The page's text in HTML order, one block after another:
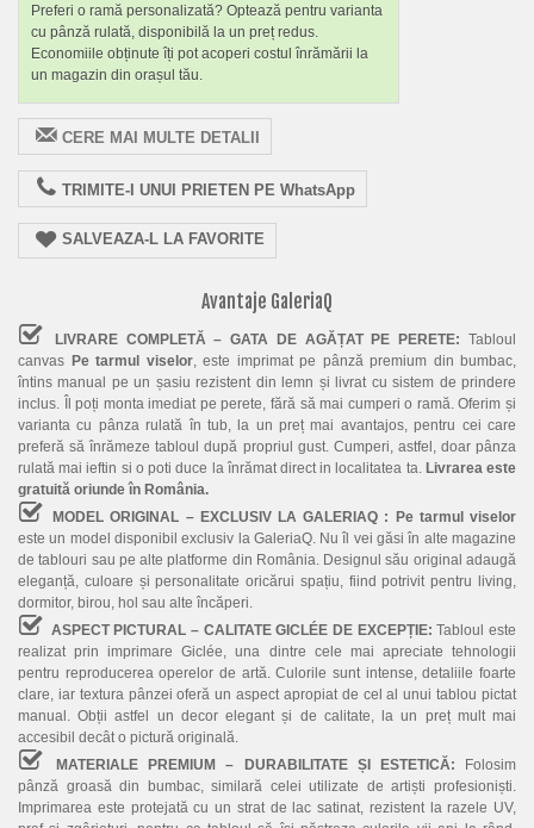
Preferi o ramă personalizată? Optează pentru varianta
cu pânză rulată, disponibilă la un preț redus.
Economiile obținute îți pot acoperi costul înrămării la
un magazin din orașul tău.
CERE MAI MULTE DETALII
TRIMITE-I UNUI PRIETEN PE WhatsApp
SALVEAZA-L LA FAVORITE
Avantaje GaleriaQ
LIVRARE COMPLETĂ – GATA DE AGĂȚAT PE PERETE:Tabloul
canvas Pe tarmul viselor, este imprimat pe pânză premium din bumbac,
întins manual pe un șasiu rezistent din lemn și livrat cu sistem de prindere
inclus. Îl poți monta imediat pe perete, fără să mai cumperi o ramă. Oferim și
varianta cu pânza rulată în tub, la un preț mai avantajos, pentru cei care
preferă să înrămeze tabloul după propriul gust. Cumperi, astfel, doar pânza
rulată mai ieftin si o poti duce la înrămat direct in localitatea ta. Livrarea este
gratuită oriunde în România.
MODEL ORIGINAL – EXCLUSIV LA GALERIAQ :
Pe tarmul viselor
este un model disponibil exclusiv la GaleriaQ. Nu îl vei găsi în alte magazine
de tablouri sau pe alte platforme din România. Designul său original adaugă
eleganță, culoare și personalitate oricărui spațiu, fiind potrivit pentru living,
dormitor, birou, hol sau alte încăperi.
ASPECT PICTURAL – CALITATE GICLÉE DE EXCEPȚIE: Tabloul este
realizat prin imprimare Giclée, una dintre cele mai apreciate tehnologii
pentru reproducerea operelor de artă. Culorile sunt intense, detaliile foarte
clare, iar textura pânzei oferă un aspect apropiat de cel al unui tablou pictat
manual. Obții astfel un decor elegant și de calitate, la un preț mult mai
accesibil decât o pictură originală.
MATERIALE PREMIUM – DURABILITATE ȘI ESTETICĂ: Folosim
pânză groasă din bumbac, similară celei utilizate de artiști profesioniști.
Imprimarea este protejată cu un strat de lac satinat, rezistent la razele UV,